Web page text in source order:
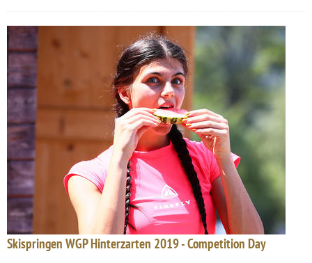
Skispringen WGP Hinterzarten 2019 - Competition Day